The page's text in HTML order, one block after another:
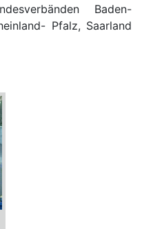
Baden-
Pfalz, Saarland